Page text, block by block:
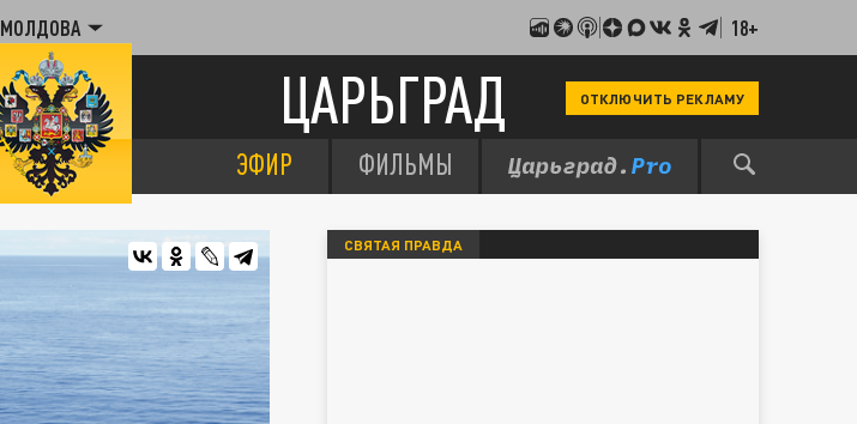
МОЛДОВА 18+
ЦАРЬГРАД ОТКЛЮЧИТЬ РЕКЛАМУ
ЭФИР ФИЛЬМЫ
СВЯТАЯ ПРАВДА